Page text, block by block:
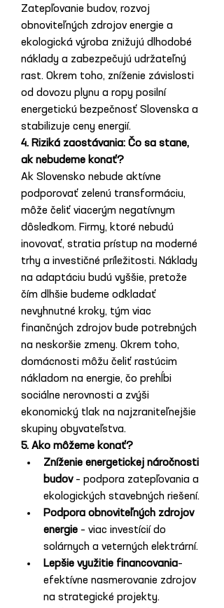
Zatepľovanie budov, rozvoj
obnoviteľných zdrojov energie a
ekologická výroba znižujú dlhodobé
náklady a zabezpečujú udržateľný
rast. Okrem toho, zníženie závislosti
od dovozu plynu a ropy posilní
energetickú bezpečnosť Slovenska a
stabilizuje ceny energií.
4. Riziká zaostávania: Čo sa stane,
ak nebudeme konať?
Ak Slovensko nebude aktívne
podporovať zelenú transformáciu,
môže čeliť viacerým negatívnym
dôsledkom. Firmy, ktoré nebudú
inovovať, stratia prístup na moderné
trhy a investičné príležitosti. Náklady
na adaptáciu budú vyššie, pretože
čím dlhšie budeme odkladať
nevyhnutné kroky, tým viac
finančných zdrojov bude potrebných
na neskoršie zmeny. Okrem toho,
domácnosti môžu čeliť rastúcim
nákladom na energie, čo prehĺbi
sociálne nerovnosti a zvýši
ekonomický tlak na najzraniteľnejšie
skupiny obyvateľstva.
5. Ako môžeme konať?
Zníženie energetickej náročnosti
budov – podpora zatepľovania a
ekologických stavebných riešení.
Podpora obnoviteľných zdrojov
energie – viac investícií do
solárnych a veterných elektrární.
Lepšie využitie financovania–
efektívne nasmerovanie zdrojov
na strategické projekty.